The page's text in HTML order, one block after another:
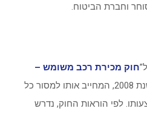
וחברת הביטוח.
חוק מכירת רכב משומש –
” משנת 2008, המחייב אותו למסור כל
לפי הוראות החוק, נדרש